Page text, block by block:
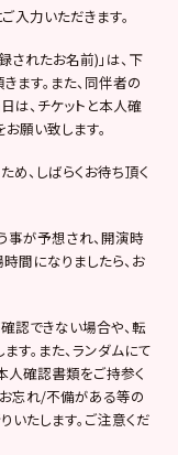
入力いただきます。
されたお名前) 」は、下
ます。また、同伴者の
は、チケットと本人確
願い致します。
、しばらくお待ち頂く
事が予想され、開演時
間になりましたら、お
認できない場合や、転
す。また、ランダムにて
人確認書類をご持参く
お忘れ/不備がある等の
いたします。ご注意くだ